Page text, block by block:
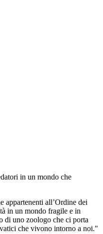
in un mondo che
appartenenti all’Ordine dei
in un mondo fragile e in
di uno zoologo che ci porta
che vivono intorno a noi."